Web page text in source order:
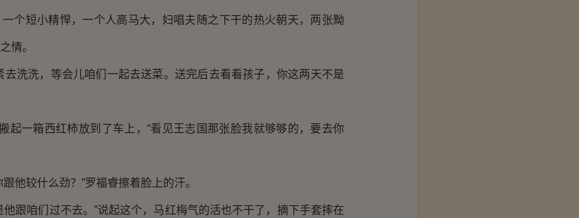
个短小精悍，一个人高马大，妇唱夫随之下干的热火朝天，两张黝
情。
洗洗，等会儿咱们一起去送菜。送完后去看看孩子，你这两天不是
一箱西红柿放到了车上，“看见王志国那张脸我就够够的，要去你
较什么劲？”罗福睿擦着脸上的汗。
咱们过不去。”说起这个，马红梅气的活也不干了，摘下手套摔在